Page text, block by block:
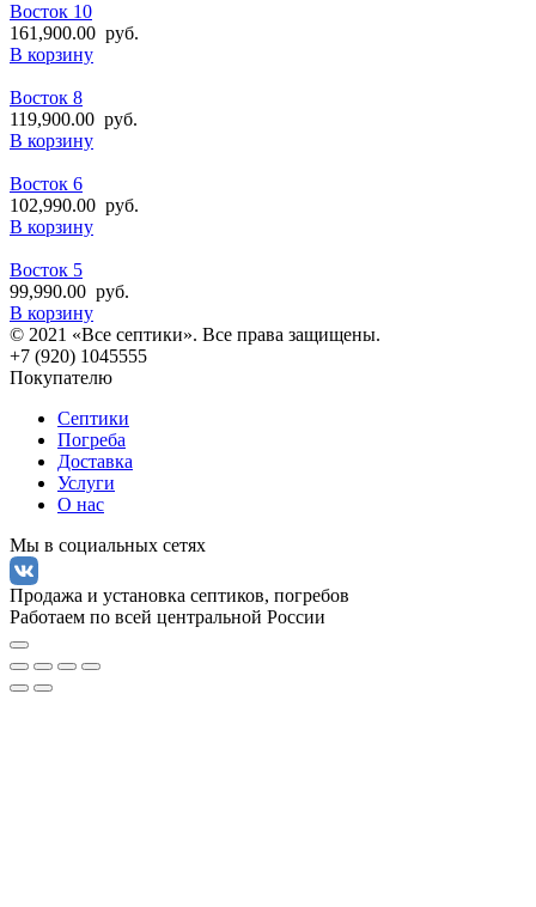
Восток 10
161,900.00 руб.
В корзину
Восток 8
119,900.00 руб.
В корзину
Восток 6
102,990.00 руб.
В корзину
Восток 5
99,990.00 руб.
В корзину
© 2021 «Все септики». Все права защищены.
+7 (920) 1045555
Покупателю
Септики
Погреба
Доставка
Услуги
О нас
Мы в социальных сетях
Продажа и установка септиков, погребов
Работаем по всей центральной России